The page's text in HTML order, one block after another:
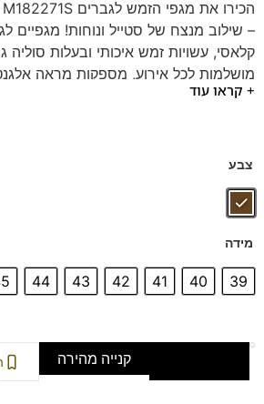
– שילוב מנצח של סטייל ונוחות! מגפיים
קלאסי, עשויות זמש איכותי ובעלות
מושלמות לכל אירוע, מספקות מראה
היום.דגם זה מגיע גם במידות 47-48 שחור וחום לחץ כאן+ קראו עוד
צבע
מידה
39
40
41
42
43
44
קנייה מהירה